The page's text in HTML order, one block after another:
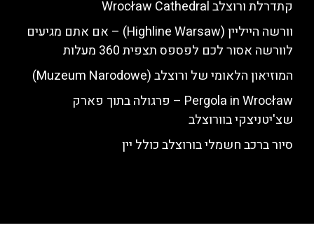
וורשה הייליין (Highline Warsaw) – אם אתם מגיעים
לוורשה אסור לכם לפספס תצפית 360 מעלות
המוזיאון הלאומי של ורוצלב (Muzeum Narodowe)
Pergola in Wrocław – פרגולה בתוך פארק
שצ'יטניצקי בוורוצלב
סיור ברכב חשמלי בורוצלב כולל יין